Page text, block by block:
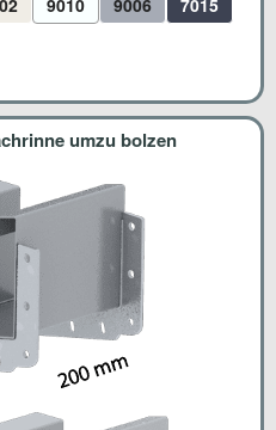
9010 9006 7015
umzu bolzen